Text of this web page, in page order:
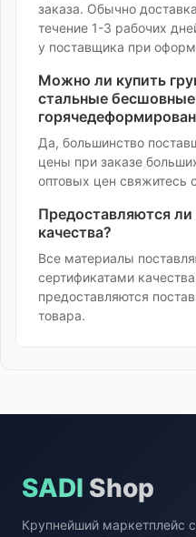
заказа. Обычно
течение 1-3 рабочих
у поставщика при
Можно ли купить
стальные бесшовные
Да, большинство
цены при заказе
оптовых цен
Предоставляются
качества?
Все материалы
сертификатами
предоставляются
товара.
SADI Shop
Крупнейший маркетплейс